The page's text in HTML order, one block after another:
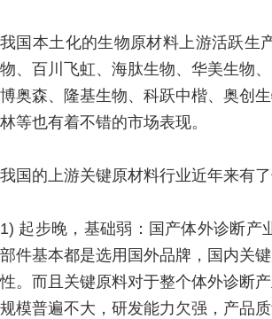
我国本土化的生物原材料上游活跃生
物、百川飞虹、海肽生物、华美生物
博奥森、隆基生物、科跃中楷、奥创
林等也有着不错的市场表现。
我国的上游关键原材料行业近年来有
1) 起步晚，基础弱：国产体外诊断产
部件基本都是选用国外品牌，国内关
性。而且关键原料对于整个体外诊断
规模普遍不大，研发能力欠强，产品